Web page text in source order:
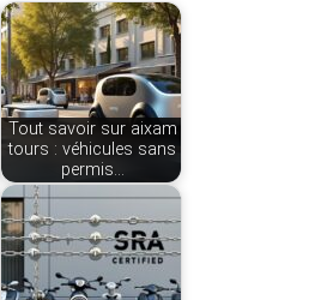
Tout savoir sur aixam
tours : véhicules sans
permis…